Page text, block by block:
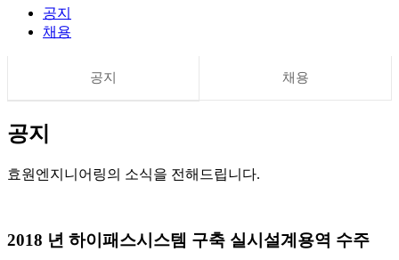
공지
채용
공지 채용
공지
효원엔지니어링의 소식을 전해드립니다.
2018 년 하이패스시스템 구축 실시설계용역 수주